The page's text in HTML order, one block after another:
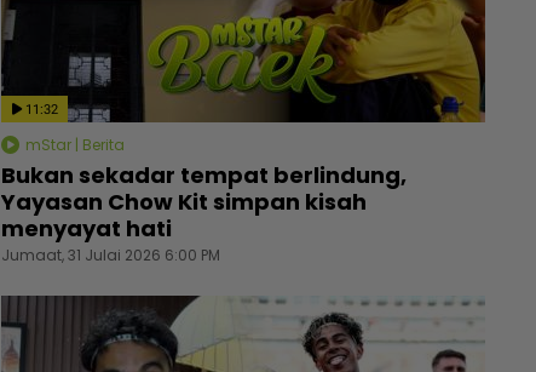
11:32
mStar | Berita
Bukan sekadar tempat berlindung,
Yayasan Chow Kit simpan kisah
menyayat hati
Jumaat, 31 Julai 2026 6:00 PM